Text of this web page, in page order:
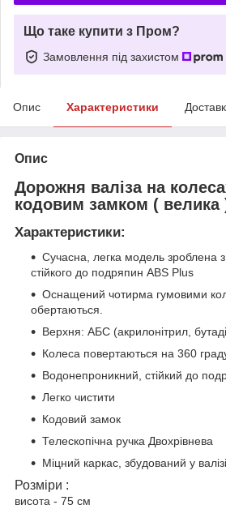
Що таке купити з Пром?
Замовлення під захистом
Опис Характеристики
Опис
Дорожня валіза на
кодовим замком ( велика
Характеристики:
Сучасна, легка модель зроблена
стійкого до подряпин ABS Plus
Оснащений чотирма гумовими
обертаються.
Верхня: АБС (акрилонітрил,
Колеса повертаються на 360
Водонепроникний, стійкий до
Легко чистити
Кодовий замок
Телескопічна ручка Двохрівнева
Міцний каркас, збудований у валізі
Розміри :
висота - 75 см